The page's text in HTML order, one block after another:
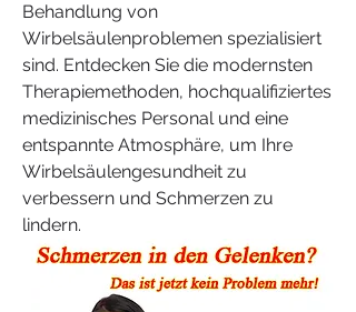
Behandlung von
Wirbelsäulenproblemen spezialisiert
sind. Entdecken Sie die modernsten
Therapiemethoden, hochqualifiziertes
medizinisches Personal und eine
entspannte Atmosphäre, um Ihre
Wirbelsäulengesundheit zu
verbessern und Schmerzen zu
lindern.